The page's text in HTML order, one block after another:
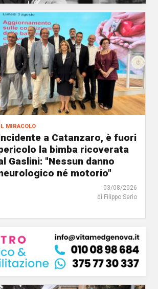
miracolo
a Catanzaro, è fuori
la bimba ricoverata
Gaslini: "Nessun danno
né motorio"
03/08/2026
di Filippo Serio